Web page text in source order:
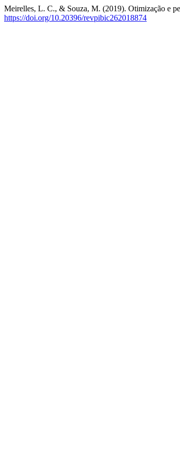
Meirelles, L. C., & Souza, M. (2019). Otimização e
https://doi.org/10.20396/revpibic262018874